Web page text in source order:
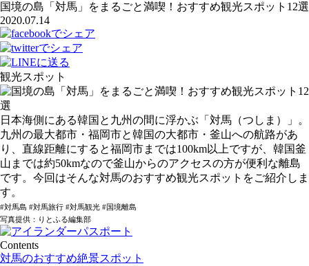
国境の島「対馬」をまるごと満喫！おすすめ観光スポット12選
2020.07.14
観光スポット
日本海側にある韓国と九州の間に浮かぶ「対馬（つしま）」。
九州の最大都市・福岡市と韓国の大都市・釜山への航路があ
り、直線距離にすると福岡市までは100km以上ですが、韓国釜
山までは約50kmなので釜山からのアクセスの方が便利な離島
です。今回はそんな対馬のおすすめ観光スポットをご紹介しま
す。
#対馬島 #対馬旅行 #対馬観光 #国境離島
写真提供：りとふる編集部
Contents
対馬のおすすめ絶景スポット